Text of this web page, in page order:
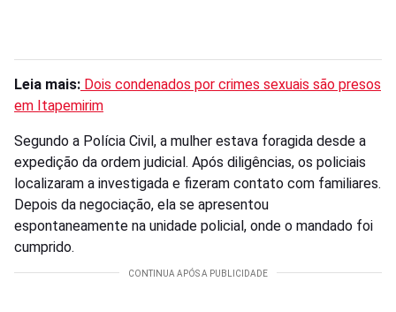
Leia mais: Dois condenados por crimes sexuais são presos
em Itapemirim
Segundo a Polícia Civil, a mulher estava foragida desde a
expedição da ordem judicial. Após diligências, os policiais
localizaram a investigada e fizeram contato com familiares.
Depois da negociação, ela se apresentou
espontaneamente na unidade policial, onde o mandado foi
cumprido.